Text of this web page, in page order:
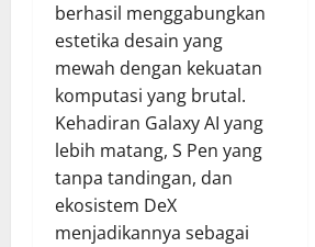
berhasil menggabungkan
estetika desain yang
mewah dengan kekuatan
komputasi yang brutal.
Kehadiran Galaxy AI yang
lebih matang, S Pen yang
tanpa tandingan, dan
ekosistem DeX
menjadikannya sebagai